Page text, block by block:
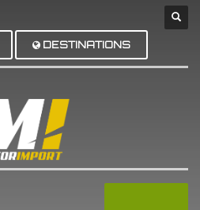
DESTINATIONS